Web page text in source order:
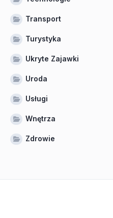
Transport
Turystyka
Ukryte Zajawki
Uroda
Usługi
Wnętrza
Zdrowie